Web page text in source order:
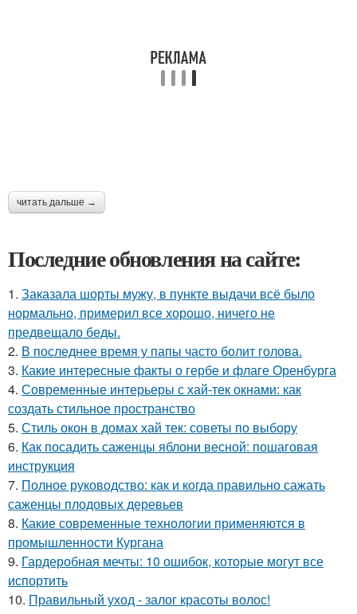
читать дальше →
Последние обновления на сайте:
1. Заказала шорты мужу, в пункте выдачи всё было
нормально, примерил все хорошо, ничего не
предвещало беды.
2. В последнее время у папы часто болит голова.
3. Какие интересные факты о гербе и флаге Оренбурга
4. Современные интерьеры с хай-тек окнами: как
создать стильное пространство
5. Стиль окон в домах хай тек: советы по выбору
6. Как посадить саженцы яблони весной: пошаговая
инструкция
7. Полное руководство: как и когда правильно сажать
саженцы плодовых деревьев
8. Какие современные технологии применяются в
промышленности Кургана
9. Гардеробная мечты: 10 ошибок, которые могут все
испортить
10. Правильный уход - залог красоты волос!